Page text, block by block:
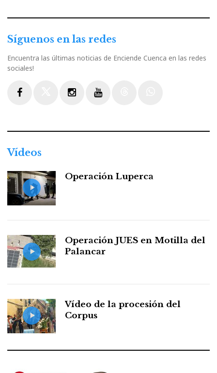
Síguenos en las redes
Encuentra las últimas noticias de Enciende Cuenca en las redes
sociales!
Vídeos
Operación Luperca
Operación JUES en Motilla del
Palancar
Vídeo de la procesión del
Corpus